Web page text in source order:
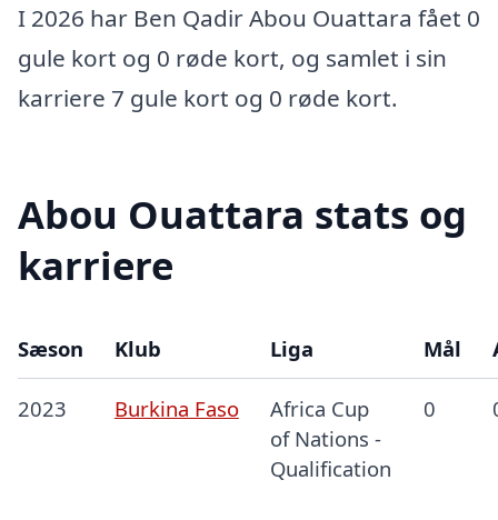
I 2026 har Ben Qadir Abou Ouattara fået 0
gule kort og 0 røde kort, og samlet i sin
karriere 7 gule kort og 0 røde kort.
Abou Ouattara stats og
karriere
Sæson Klub Liga Mål
2023 Burkina Faso
Africa Cup
of Nations -
Qualification
0